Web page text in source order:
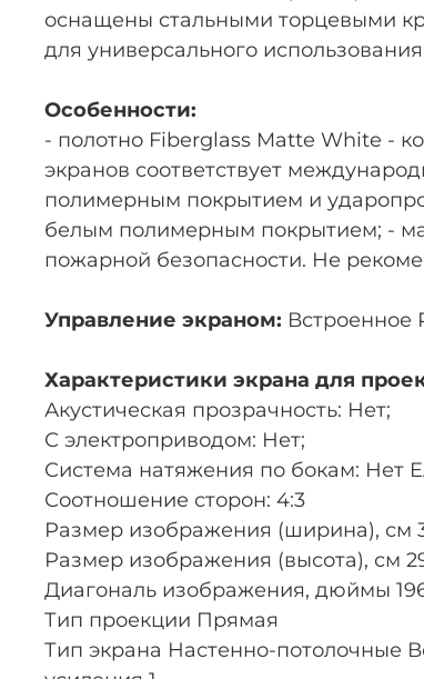
оснащены стальными торцевыми
для универсального
Особенности:
- полотно Fiberglass Matte White -
экранов соответствует
полимерным покрытием и
белым полимерным покрытием; -
пожарной безопасности. Не
Управление экраном: Встроенное
Характеристики экрана для
Акустическая прозрачность: Нет;
С электроприводом: Нет;
Система натяжения по бокам: Нет
Соотношение сторон: 4:3
Размер изображения (ширина), см
Размер изображения (высота), см
Диагональ изображения, дюймы
Тип проекции Прямая
Тип экрана Настенно-потолочные